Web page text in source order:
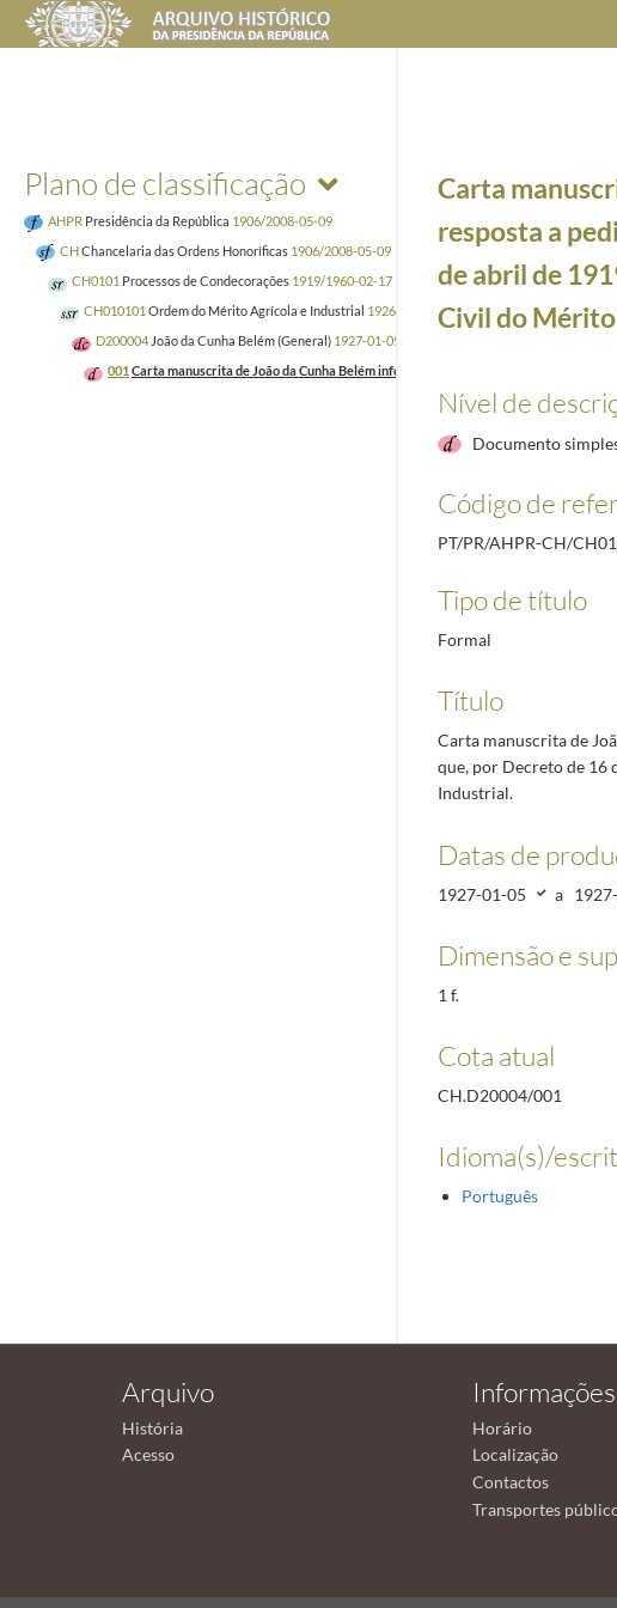
Plano de classificação
AHPR Presidência da República 1906/2008-05-09
CHChancelaria das Ordens Honoríficas 1906/2008-05-09
CH0101 Processos de Condecorações 1919/1960-02-17
CH010101 Ordem do Mérito Agrícola e Industrial 1926/1960-02-17
D200004 João da Cunha Belém (General) 1927-01-05/1927-01-05
001 Carta manuscrita de João da Cunha Belém informando, em resposta a pedido
Carta
resposta a
de abril de
Civil do
Nível de
Documento
Código de
PT/PR/AHPR-CH/
Tipo de título
Formal
Título
Carta manuscrita de
que, por Decreto de 16
Industrial.
Datas de
1927-01-05 a
Dimensão e
1 f.
Cota atual
CH.D20004/001
Idioma(s)/
Português
Arquivo
História
Acesso
Informações
Horário
Localização
Contactos
Transportes